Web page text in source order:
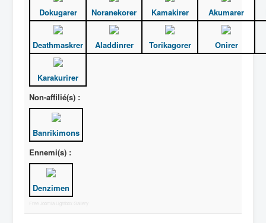
Dokugarer Noranekorer Kamakirer Akumarer
Deathmaskrer Aladdinrer Torikagorer Onirer
Karakurirer
Non-affilié(s) :
Banrikimons
Ennemi(s) :
Denzimen